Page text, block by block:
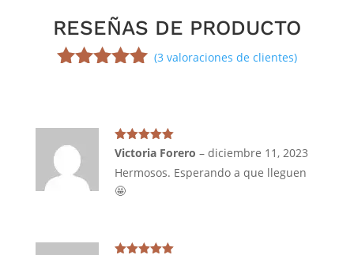
RESEÑAS DE PRODUCTO
en
puntuacione
s de
clientes
(3valoraciones de clientes)
Valorado en
Victoria Forero – diciembre 11, 2023
Hermosos. Esperando a que lleguen
🤩